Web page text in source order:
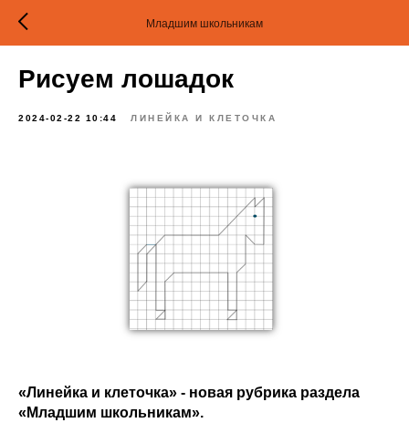
Младшим школьникам
Рисуем лошадок
2024-02-22 10:44 ЛИНЕЙКА И КЛЕТОЧКА
«Линейка и клеточка» - новая рубрика раздела
«Младшим школьникам».